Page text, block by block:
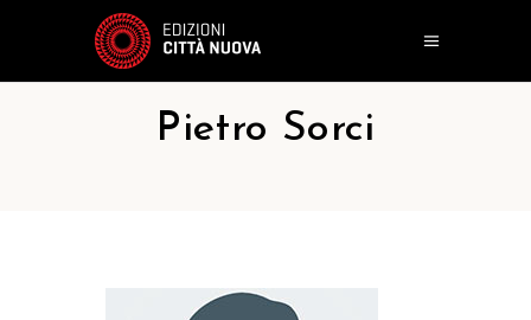
Pietro Sorci